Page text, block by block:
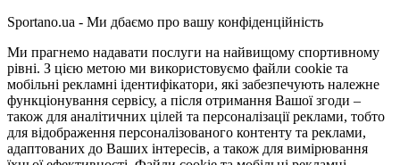
Sportano.ua - Ми дбаємо про вашу конфіденційність
Ми прагнемо надавати послуги на найвищому спортивному
рівні. З цією метою ми використовуємо файли cookie та
мобільні рекламні ідентифікатори, які забезпечують належне
функціонування сервісу, а після отримання Вашої згоди –
також для аналітичних цілей та персоналізації реклами, тобто
для відображення персоналізованого контенту та реклами,
адаптованих до Ваших інтересів, а також для вимірювання